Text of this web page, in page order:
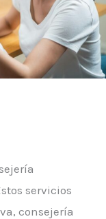
servicios
consejería